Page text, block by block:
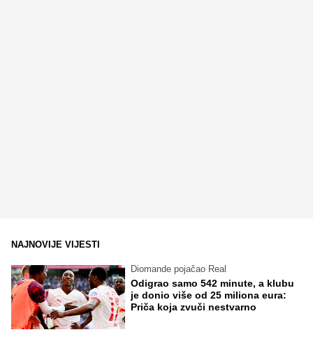
NAJNOVIJE VIJESTI
Diomande pojačao Real
Odigrao samo 542 minute, a klubu
je donio više od 25 miliona eura:
Priča koja zvuči nestvarno